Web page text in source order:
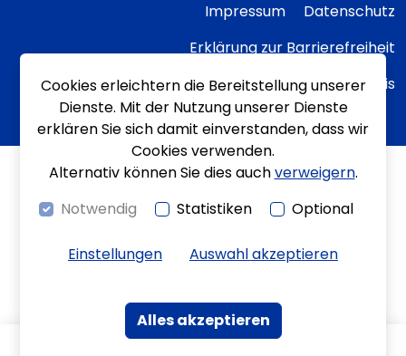
Impressum
Datenschutz
Erklärung zur Barrierefreiheit
Transparenzhinweis
Cookies erleichtern die Bereitstellung unserer
Dienste. Mit der Nutzung unserer Dienste
erklären Sie sich damit einverstanden, dass wir
Cookies verwenden.
Alternativ können Sie dies auchverweigern.
Notwendig
Statistiken Optional
Einstellungen Auswahl akzeptieren
Alles akzeptieren